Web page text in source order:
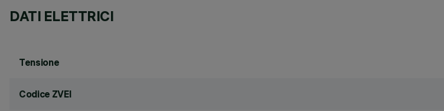
DATI ELETTRICI
Tensione
Codice ZVEI